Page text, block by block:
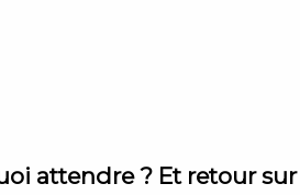
attendre ? Et retour